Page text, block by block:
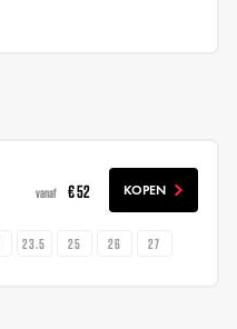
vanaf € 52 KOPEN
23.5 25 26 27